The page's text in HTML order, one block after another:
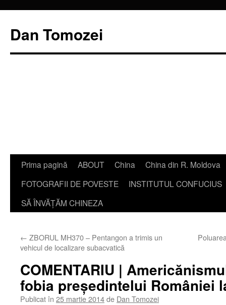
Dan Tomozei
Sari
conținut
Prima pagină ABOUT China
China din R. Moldova
FOTOGRAFII DE POVESTE
INSTITUTUL CONFUCIUS
SĂ ÎNVĂŢĂM CHINEZA
← ZBORUL MH370 – Pentangon a trimis un
vehicul de localizare subacvatică
COMENTARIU |
fobia preşedintelui României
Publicat în 25 martie 2014de Dan Tomozei